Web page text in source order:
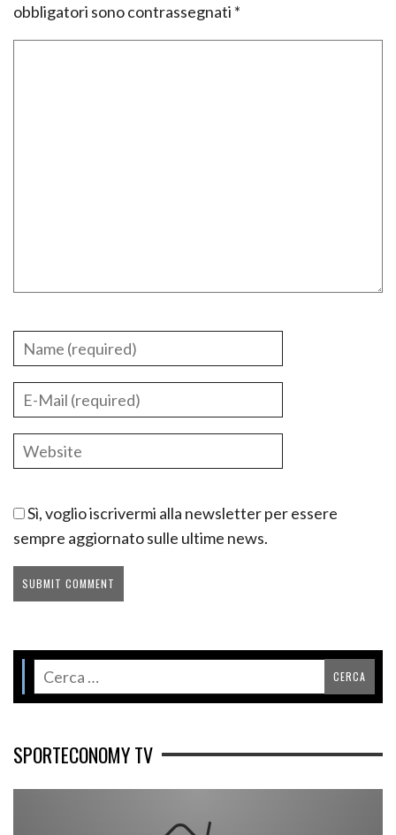
obbligatori sono contrassegnati *
Sì, voglio iscrivermi alla newsletter per essere
sempre aggiornato sulle ultime news.
SPORTECONOMY TV